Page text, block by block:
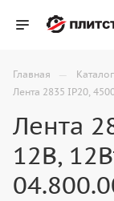
Главная — Каталог
Лента 2835 IP20,
Лента
12В,